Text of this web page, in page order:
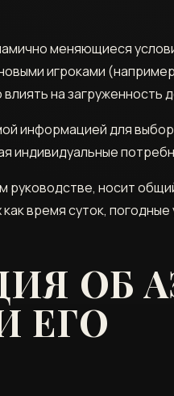
меняющиеся
игроками
на загруженность
информацией для
индивидуальные
носит
время суток,
ОБ
ЕГО